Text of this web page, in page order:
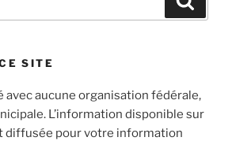
SITE
avec aucune organisation fédérale,
L’information disponible sur
diffusée pour votre information